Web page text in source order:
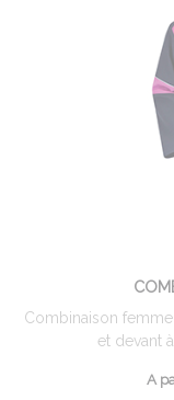
Combinaison
et devant
A